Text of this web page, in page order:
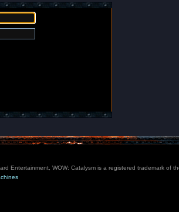
Entertainment, WOW: Catalysm is a registered trademark of